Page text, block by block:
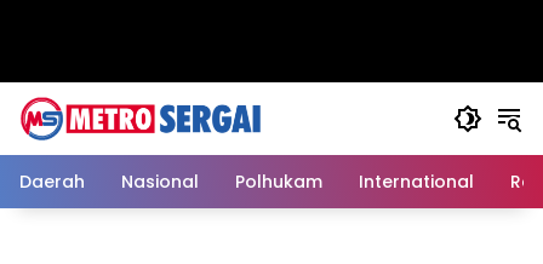
Daerah Nasional Polhukam International